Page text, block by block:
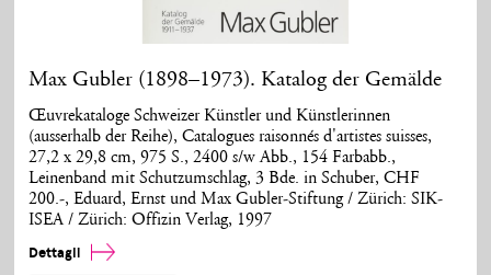
Max Gubler (1898–1973). Katalog der Gemälde
Œuvrekataloge Schweizer Künstler und Künstlerinnen
(ausserhalb der Reihe), Catalogues raisonnés d'artistes suisses,
27,2 x 29,8 cm, 975 S., 2400 s/w Abb., 154 Farbabb.,
Leinenband mit Schutzumschlag, 3 Bde. in Schuber, CHF
200.-, Eduard, Ernst und Max Gubler-Stiftung / Zürich: SIK-
ISEA / Zürich: Offizin Verlag, 1997
Dettagli